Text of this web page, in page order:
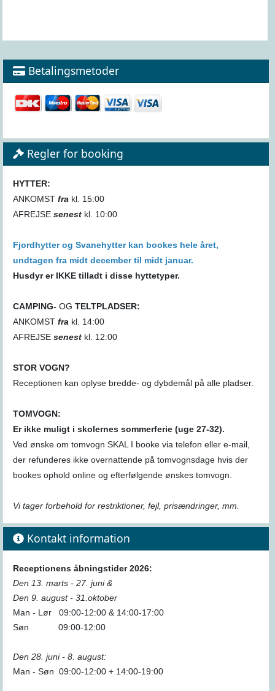
Betalingsmetoder
Regler for booking
HYTTER:
ANKOMST fra kl. 15:00
AFREJSE senest kl. 10:00
Fjordhytter og Svanehytter kan bookes hele året,
undtagen fra midt december til midt januar.
Husdyr er IKKE tilladt i disse hyttetyper.
CAMPING- OG TELTPLADSER:
ANKOMST fra kl. 14:00
AFREJSE senest kl. 12:00
STOR VOGN?
Receptionen kan oplyse bredde- og dybdemål på alle pladser.
TOMVOGN:
Er ikke muligt i skolernes sommerferie (uge 27-32).
Ved ønske om tomvogn SKAL I booke via telefon eller e-mail,
der refunderes ikke overnattende på tomvognsdage hvis der
bookes ophold online og efterfølgende ønskes tomvogn.
Vi tager forbehold for restriktioner, fejl, prisændringer, mm.
Kontakt information
Receptionens åbningstider 2026:
Den 13. marts - 27. juni &
Den 9. august - 31.oktober
Man - Lør 09:00-12:00 & 14:00-17:00
Søn 09:00-12:00
Den 28. juni - 8. august:
Man - Søn 09:00-12:00 + 14:00-19:00